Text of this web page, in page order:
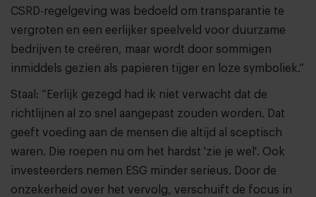
CSRD-regelgeving was bedoeld om transparantie te
vergroten en een eerlijker speelveld voor duurzame
bedrijven te creëren, maar wordt door sommigen
inmiddels gezien als papieren tijger en loze symboliek.”
Staal: “Eerlijk gezegd had ik niet verwacht dat de
richtlijnen al zo snel aangepast zouden worden. Dat
geeft voeding aan de mensen die altijd al sceptisch
waren. Die roepen nu om het hardst 'zie je wel'. Ook
investeerders nemen ESG minder serieus. Door de
onzekerheid over het vervolg, verschuift de focus in